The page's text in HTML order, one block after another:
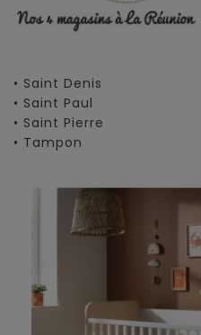
• Saint Denis
• Saint Paul
• Saint Pierre
• Tampon